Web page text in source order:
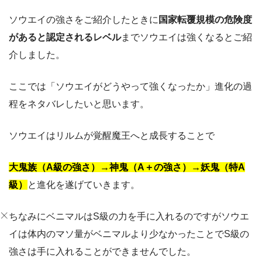
ソウエイの強さをご紹介したときに 国家転覆規模の危険度
があると認定されるレベルまでソウエイは強くなるとご紹
介しました。
ここでは「ソウエイがどうやって強くなったか」進化の過
程をネタバレしたいと思います。
ソウエイはリルムが覚醒魔王へと成長することで
大鬼族（A級の強さ）→神鬼（A＋の強さ）→妖鬼（特A
級）
と進化を遂げていきます。
ちなみにベニマルはS級の力を手に入れるのですがソウエ
イは体内のマソ量がベニマルより少なかったことでS級の
強さは手に入れることができませんでした。